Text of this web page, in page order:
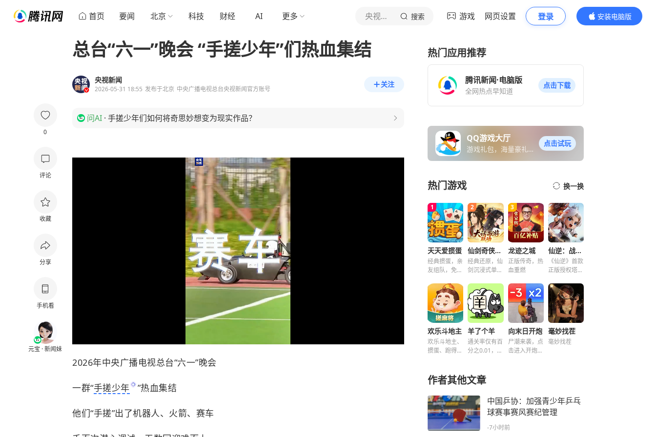
首页 要闻 北京 科技 财经 AI 更多 央视新闻 搜索 游戏 网页设置 登录
安装电脑版
内容更精彩
0
评论
收藏
分享
手机看
元宝 · 新闻妹
总台“六一”晚会 “手搓少年”们热血集结
央视新闻
2026-05-31 18:55 发布于北京 中央广播电视总台央视新闻官方账号
关注
问AI · 手搓少年们如何将奇思妙想变为现实作品？
2026年中央广播电视总台“六一”晚会
一群“手搓少年 ”热血集结
他们“手搓”出了机器人、火箭、赛车
热门应用推荐
腾讯新闻·电脑版
全网热点早知道
点击下载
QQ游戏大厅
游戏礼包，海量豪礼免
点击试玩
热门游戏 换一换
天天爱掼蛋
经典掼蛋，亲
友组队，免费
仙剑奇侠传之新的开始
经典还原，仙
剑沉浸式单机
龙迹之城
正版传奇，热
血重燃
仙逆：战天道
《仙逆》首款
正版授权塔防
欢乐斗地主
欢乐斗地主、
掼蛋、跑得
羊了个羊
通关率仅有百
分之0.01，快
向末日开炮
尸潮来袭，点
击进入开炮宇
毫妙找茬
毫妙找茬
作者其他文章
中国乒协：加强青少年乒乓
球赛事赛风赛纪管理
-7小时前